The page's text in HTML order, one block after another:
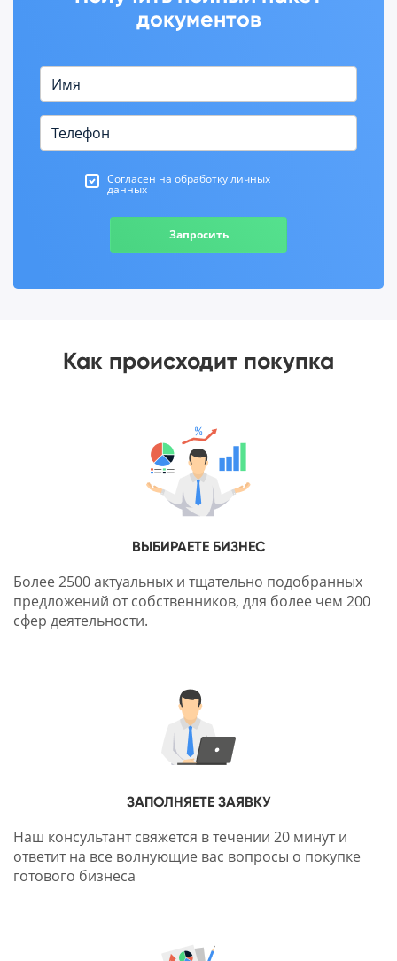
документов
Согласен на обработку личных
данных
Запросить
Как происходит покупка
ВЫБИРАЕТЕ БИЗНЕС
Более 2500 актуальных и тщательно подобранных
предложений от собственников, для более чем 200
сфер деятельности.
ЗАПОЛНЯЕТЕ ЗАЯВКУ
Наш консультант свяжется в течении 20 минут и
ответит на все волнующие вас вопросы о покупке
готового бизнеса